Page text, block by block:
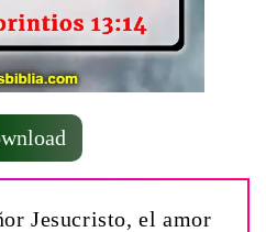
Jesucristo, el amor